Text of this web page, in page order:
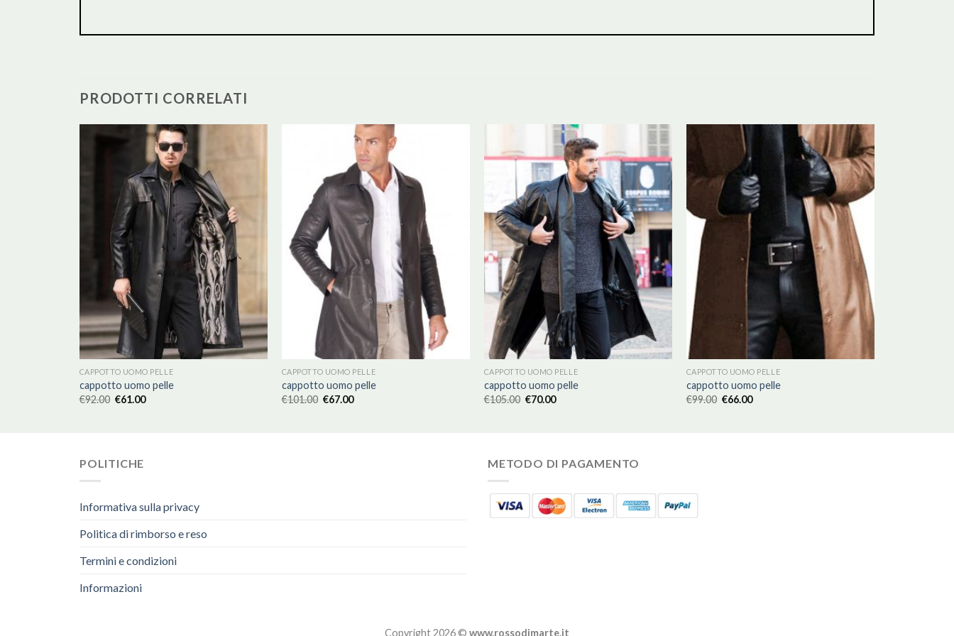
PRODOTTI CORRELATI
CAPPOTTO UOMO PELLE
cappotto uomo pelle
€92.00 €61.00
CAPPOTTO UOMO PELLE
cappotto uomo pelle
€101.00 €67.00
CAPPOTTO UOMO PELLE
cappotto uomo pelle
€105.00 €70.00
CAPPOTTO UOMO PELLE
cappotto uomo pelle
€99.00 €66.00
POLITICHE
Informativa sulla privacy
Politica di rimborso e reso
Termini e condizioni
Informazioni
METODO DI PAGAMENTO
Copyright 2026 © www.rossodimarte.it